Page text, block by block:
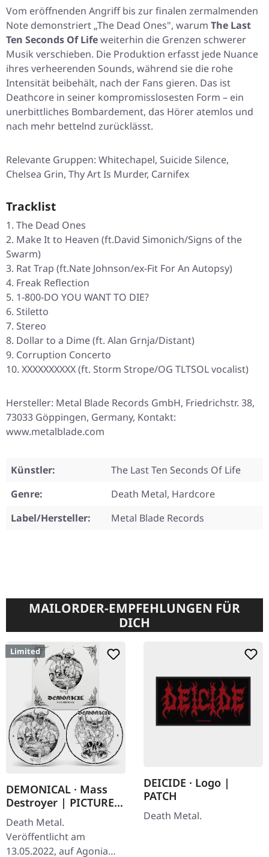
Vom eröffnenden Angriff bis zur finalen zermalmenden
Note demonstriert „The Dead Ones", warum The Last
Ten Seconds Of Lifeweiterhin die Grenzen schwerer
Musik verschieben. Die Produktion erfasst jede Nuance
ihres verheerenden Sounds, während sie die rohe
Intensität beibehält, nach der Fans gieren. Das ist
Deathcore in seiner kompromisslosesten Form – ein
unerbittliches Bombardement, das Hörer atemlos und
nach mehr bettelnd zurücklässt.
Relevante Gruppen: Whitechapel, Suicide Silence,
Chelsea Grin, Thy Art Is Murder, Carnifex
Tracklist
The Dead Ones
Make It to Heaven (ft.David Simonich/Signs of the
Swarm)
Rat Trap (ft.Nate Johnson/ex-Fit For An Autopsy)
Freak Reflection
1-800-DO YOU WANT TO DIE?
Stiletto
Stereo
Dollar to a Dime (ft. Alan Grnja/Distant)
Corruption Concerto
XXXXXXXXXX (ft. Storm Strope/OG TLTSOL vocalist)
Hersteller: Metal Blade Records GmbH, Friedrichstr. 38,
73033 Göppingen, Germany, Kontakt:
www.metalblade.com
Künstler:
The Last Ten Seconds Of Life
Genre:
Death Metal, Hardcore
Label/Hersteller:
Metal Blade Records
MAILORDER-EMPFEHLUNGEN FÜR
DICH
Limited
DEMONICAL · Mass
Destroyer | PICTURE
LP
Death Metal.
Veröffentlicht am
13.05.2022, auf Agonia
DEICIDE · Logo |
PATCH
Death Metal.